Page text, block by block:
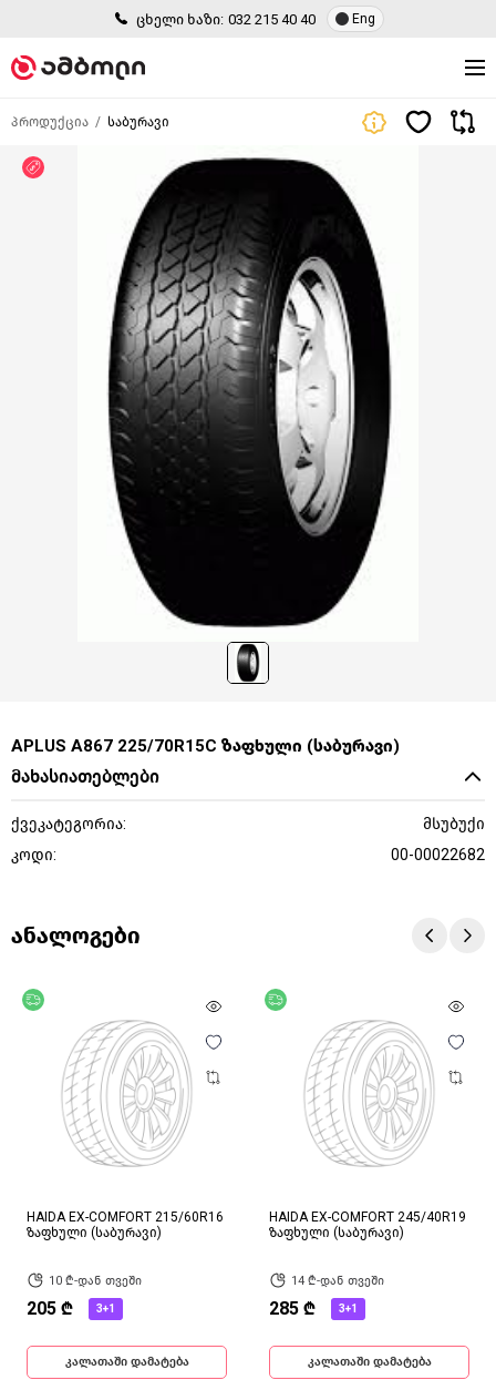
ცხელი ხაზი: 032 215 40 40 Eng
პროდუქცია საბურავი
APLUS A867 225/70R15C ზაფხული (საბურავი)
მახასიათებლები
ქვეკატეგორია:
მსუბუქი
კოდი:
00-00022682
ანალოგები
HAIDA EX-COMFORT 215/60R16
ზაფხული (საბურავი)
10 ₾-დან თვეში
205 ₾ 3+1
კალათაში დამატება
HAIDA EX-COMFORT 245/40R19
ზაფხული (საბურავი)
14 ₾-დან თვეში
285 ₾ 3+1
კალათაში დამატება